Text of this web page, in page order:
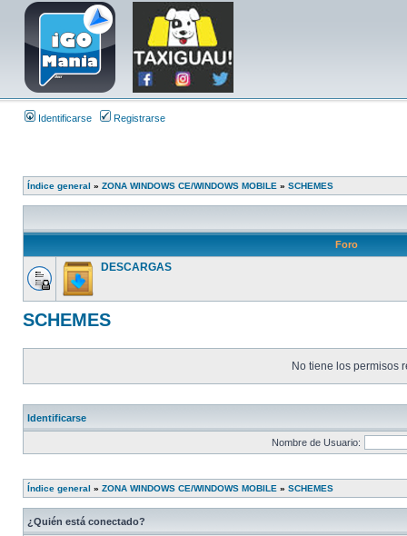
Identificarse Registrarse
Índice general » ZONA WINDOWS CE/WINDOWS MOBILE » SCHEMES
Foro
DESCARGAS
SCHEMES
No tiene los permisos
Identificarse
Nombre de Usuario:
Índice general » ZONA WINDOWS CE/WINDOWS MOBILE » SCHEMES
¿Quién está conectado?